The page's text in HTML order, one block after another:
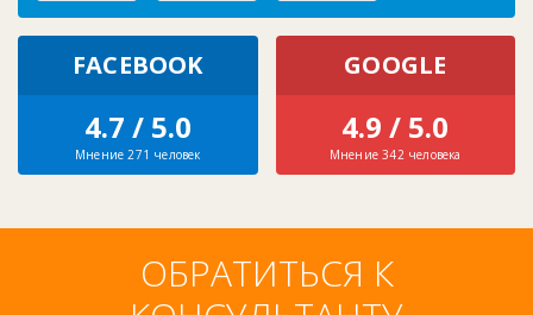
FACEBOOK
4.7 / 5.0
Мнение 271 человек
GOOGLE
4.9 / 5.0
Мнение 342 человека
ОБРАТИТЬСЯ К